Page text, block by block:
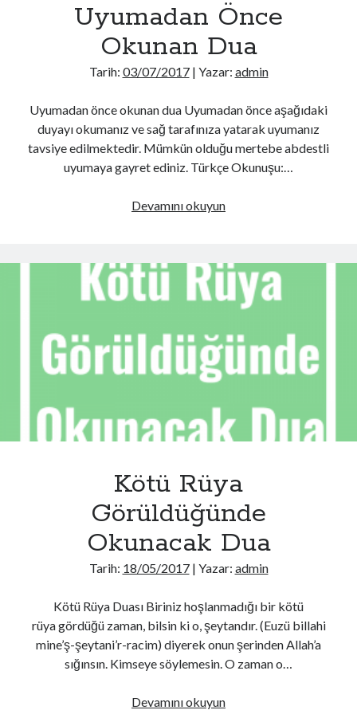
Uyumadan Önce
Okunan Dua
Tarih: 03/07/2017| Yazar: admin
Uyumadan önce okunan dua Uyumadan önce aşağıdaki
duyayı okumanız ve sağ tarafınıza yatarak uyumanız
tavsiye edilmektedir. Mümkün olduğu mertebe abdestli
uyumaya gayret ediniz. Türkçe Okunuşu:…
Devamını okuyunUyumadan
Dua
Kötü Rüya
Görüldüğünde
Okunacak Dua
Tarih: 18/05/2017| Yazar: admin
Kötü Rüya Duası Biriniz hoşlanmadığı bir kötü
rüya gördüğü zaman, bilsin ki o, şeytandır. (Euzü billahi
mine’ş-şeytani’r-racim) diyerek onun şerinden Allah’a
sığınsın. Kimseye söylemesin. O zaman o…
Devamını okuyunKötü